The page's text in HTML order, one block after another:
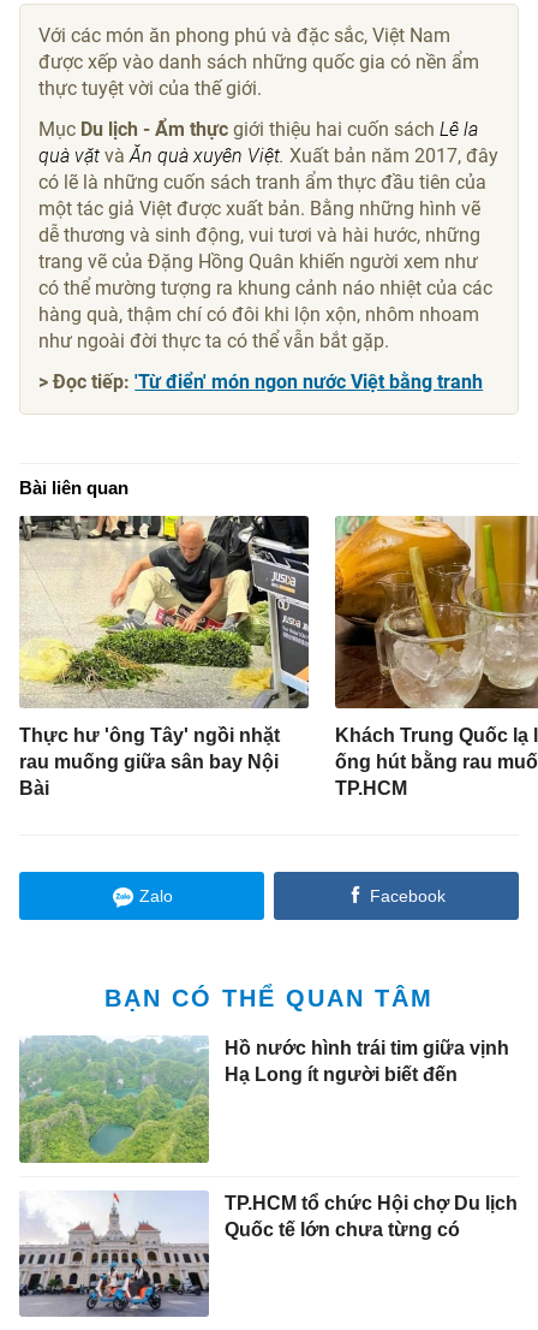
Với các món ăn phong phú và đặc sắc, Việt Nam
được xếp vào danh sách những quốc gia có nền ẩm
thực tuyệt vời của thế giới.
Mục Du lịch - Ẩm thực giới thiệu hai cuốn sáchLê la
quà vặt vàĂn quà xuyên Việt.Xuất bản năm 2017, đây
có lẽ là những cuốn sách tranh ẩm thực đầu tiên của
một tác giả Việt được xuất bản. Bằng những hình vẽ
dễ thương và sinh động, vui tươi và hài hước, những
trang vẽ của Đặng Hồng Quân khiến người xem như
có thể mường tượng ra khung cảnh náo nhiệt của các
hàng quà, thậm chí có đôi khi lộn xộn, nhôm nhoam
như ngoài đời thực ta có thể vẫn bắt gặp.
> Đọc tiếp:'Từ điển' món ngon nước Việt bằng tranh
Bài liên quan
Thực hư 'ông Tây' ngồi nhặt
rau muống giữa sân bay Nội
Bài
Khách Trung Quốc lạ
ống hút bằng rau
TP.HCM
Zalo Facebook
BẠN CÓ THỂ QUAN TÂM
Hồ nước hình trái tim giữa vịnh
Hạ Long ít người biết đến
TP.HCM tổ chức Hội chợ Du lịch
Quốc tế lớn chưa từng có